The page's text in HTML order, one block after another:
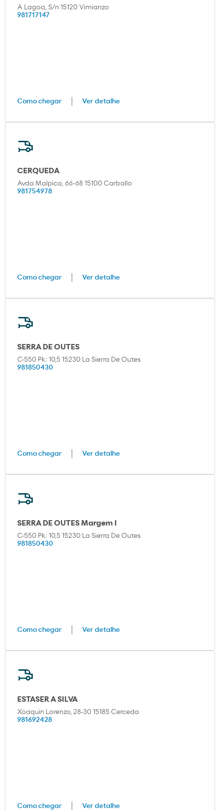
A Lagoa, S/n 15120 Vimianzo
981717147
Como chegar Ver detalhe
CERQUEDA
Avda Malpica, 66-68 15100 Carballo
981754978
Como chegar Ver detalhe
SERRA DE OUTES
C-550 Pk: 10,5 15230 La Sierra De Outes
981850430
Como chegar Ver detalhe
SERRA DE OUTES Margem I
C-550 Pk: 10,5 15230 La Sierra De Outes
981850430
Como chegar Ver detalhe
ESTASER A SILVA
Xoaquin Lorenzo, 28-30 15185 Cerceda
981692428
Como chegar Ver detalhe